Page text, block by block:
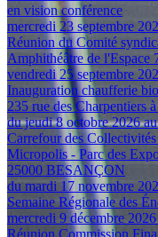
en vision conférence
mercredi 23 septembre
Réunion du Comité
Amphithéâtre de
vendredi 25 septembre
Inauguration chaufferie
235 rue des
du jeudi 8 octobre 2026
Carrefour des
Micropolis - Parc des
25000 BESANÇON
du mardi 17 novembre
Semaine Régionale des
mercredi 9 décembre